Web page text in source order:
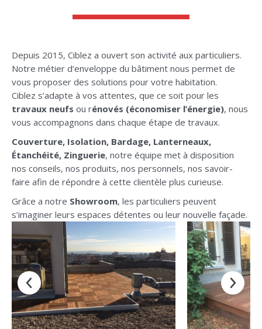
Depuis 2015, Ciblez a ouvert son activité aux particuliers.
Notre métier d’enveloppe du bâtiment nous permet de
vous proposer des solutions pour votre habitation.
Ciblez s’adapte à vos attentes, que ce soit pour les
travaux neufs ou rénovés (économiser l’énergie), nous
vous accompagnons dans chaque étape de travaux.
Couverture, Isolation, Bardage, Lanterneaux,
Étanchéité, Zinguerie, notre équipe met à disposition
nos conseils, nos produits, nos personnels, nos savoir-
faire afin de répondre à cette clientèle plus curieuse.
Grâce a notre Showroom, les particuliers peuvent
s’imaginer leurs espaces détentes ou leur nouvelle façade.